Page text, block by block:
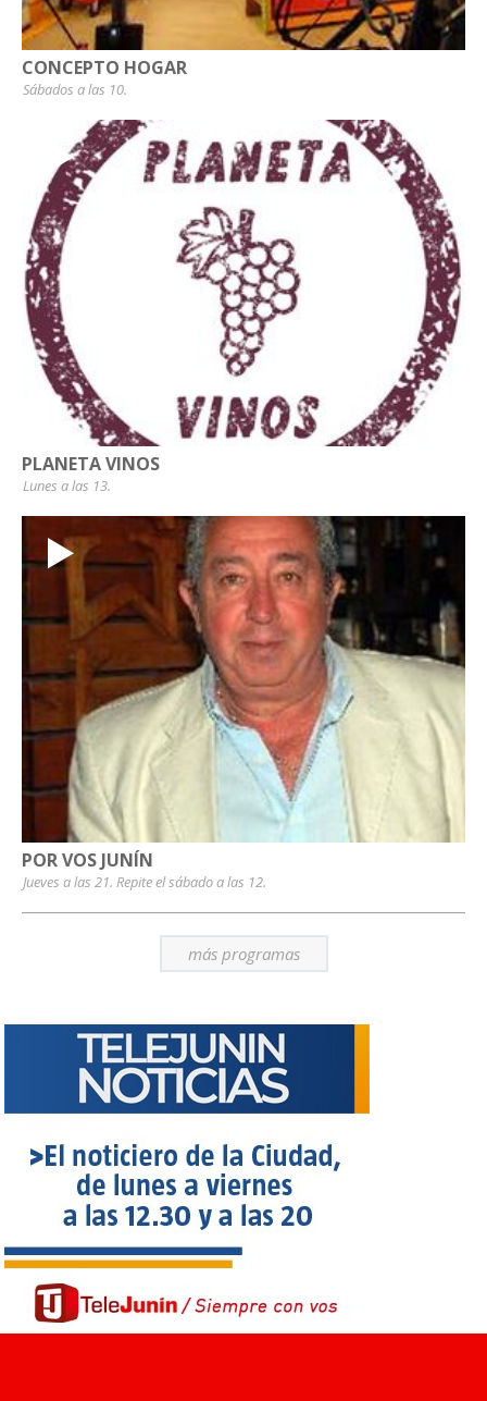
CONCEPTO HOGAR
Sábados a las 10.
PLANETA VINOS
Lunes a las 13.
POR VOS JUNÍN
Jueves a las 21. Repite el sábado a las 12.
más programas